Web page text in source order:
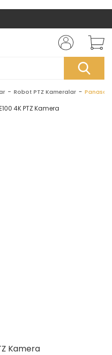
Robot PTZ Kameralar
Kamera